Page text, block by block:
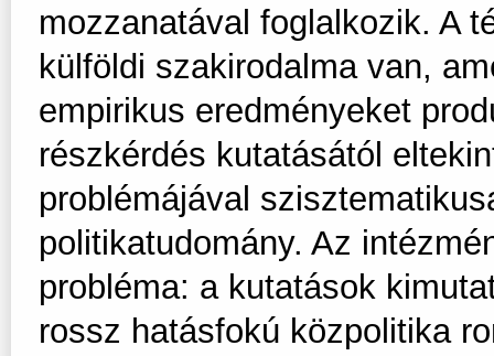
mozzanatával foglalkozik. A
külföldi szakirodalma van,
empirikus eredményeket
részkérdés kutatásától
problémájával
politikatudomány. Az
probléma: a kutatások
rossz hatásfokú közpolitika